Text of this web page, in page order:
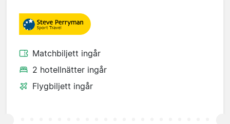
Matchbiljett ingår
2 hotellnätter ingår
Flygbiljett ingår